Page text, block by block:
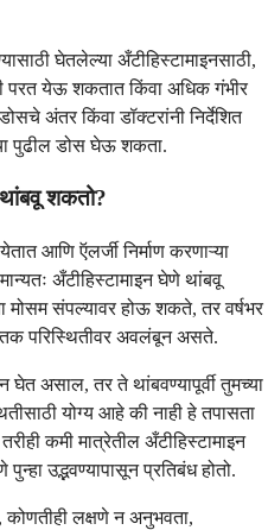
घेतलेल्या अँटीहिस्टामाइनसाठी,
परत येऊ शकतात किंवा अधिक गंभीर
अंतर किंवा डॉक्टरांनी निर्देशित
पुढील डोस घेऊ शकता.
शकतो?
आणि ऍलर्जी निर्माण करणाऱ्या
अँटीहिस्टामाइन घेणे थांबवू
मोसम संपल्यावर होऊ शकते, तर वर्षभर
परिस्थितीवर अवलंबून असते.
घेत असाल, तर ते थांबवण्यापूर्वी तुमच्या
योग्य आहे की नाही हे तपासता
कमी मात्रेतील अँटीहिस्टामाइन
उद्भवण्यापासून प्रतिबंध होतो.
कोणतीही लक्षणे न अनुभवता,